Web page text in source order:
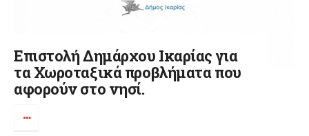
Επιστολή Δημάρχου Ικαρίας για
τα Χωροταξικά προβλήματα που
αφορούν στο νησί.